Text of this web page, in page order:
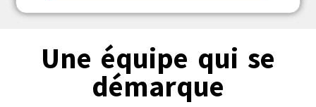
Une équipe qui se
démarque